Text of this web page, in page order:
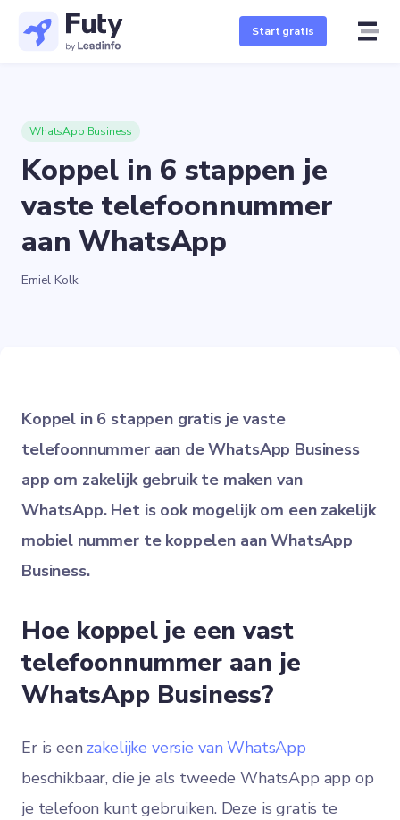
Start gratis
WhatsApp Business
Koppel in 6 stappen je
vaste telefoonnummer
aan WhatsApp
Emiel Kolk
Koppel in 6 stappen gratis je vaste
telefoonnummer aan de WhatsApp Business
app om zakelijk gebruik te maken van
WhatsApp. Het is ook mogelijk om een zakelijk
mobiel nummer te koppelen aan WhatsApp
Business.
Hoe koppel je een vast
telefoonnummer aan je
WhatsApp Business?
Er is een zakelijke versie van WhatsApp
beschikbaar, die je als tweede WhatsApp app op
je telefoon kunt gebruiken. Deze is gratis te